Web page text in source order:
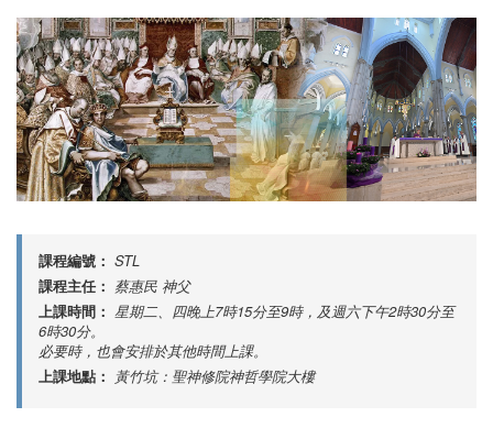
課程編號： STL
課程主任： 蔡惠民 神父
上課時間： 星期二、四晚上7時15分至9時，及週六下午2時30分至
6時30分。
必要時，也會安排於其他時間上課。
上課地點： 黃竹坑：聖神修院神哲學院大樓